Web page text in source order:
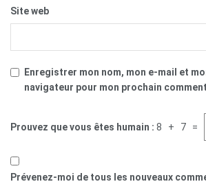
Site web
Enregistrer mon nom, mon e-mail et
navigateur pour mon prochain
Prouvez que vous êtes humain : 8 + 7 =
Prévenez-moi de tous les nouveaux